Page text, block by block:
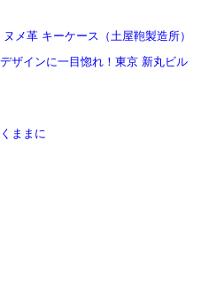
メ革 キーケース（土屋鞄製造所）
ザインに一目惚れ！東京 新丸ビル
ままに